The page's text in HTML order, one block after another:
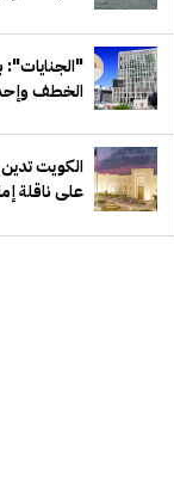
"الجنايات":
الخطف
الكويت تدين
على ناقلة